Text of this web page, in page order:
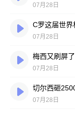
07月28日
C罗这届世
07月28日
07月28日
07月28日